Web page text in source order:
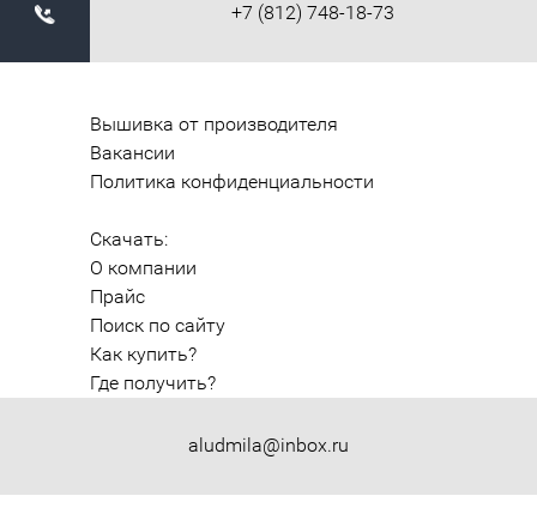
+7 (812) 748-18-73
aludmila@inbox.ru
Вышивка от производителя
Вакансии
Политика конфиденциальности
Скачать:
О компании
Прайс
Поиск по сайту
Как купить?
Где получить?